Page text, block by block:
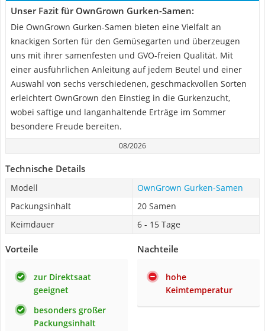
Unser Fazit für OwnGrown Gurken-Samen:
Die OwnGrown Gurken-Samen bieten eine Vielfalt an
knackigen Sorten für den Gemüsegarten und überzeugen
uns mit ihrer samenfesten und GVO-freien Qualität. Mit
einer ausführlichen Anleitung auf jedem Beutel und einer
Auswahl von sechs verschiedenen, geschmackvollen Sorten
erleichtert OwnGrown den Einstieg in die Gurkenzucht,
wobei saftige und langanhaltende Erträge im Sommer
besondere Freude bereiten.
08/2026
Technische Details
Modell
OwnGrown Gurken-Samen
Packungsinhalt
20 Samen
Keimdauer
6 - 15 Tage
Vorteile
zur Direktsaat
geeignet
besonders großer
Packungsinhalt
Nachteile
hohe
Keimtemperatur